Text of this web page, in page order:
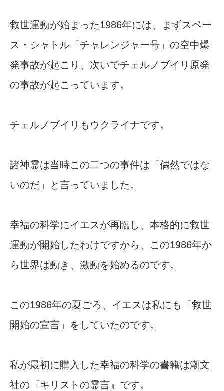
救世運動が始まった1986年には、まずスペー
ス・シャトル「チャレンジャー号」の空中爆
発事故が起こり、次いでチェルノブイリ原発
の事故が起こっています。
チェルノブイリもウクライナです。
諸神霊は当時この二つの事件は「偶然ではな
いのだ」と言っていました。
幸福の科学にイエスが再臨し、本格的に救世
運動が開始したわけですから、この1986年か
ら世界は動き、激動を始めるのです。
この1986年の夏ごろ、イエスは私にも「救世
開始の宣言」をしていたのです。
私が最初に購入した幸福の科学の書籍は潮文
社の『キリストの霊言』です。